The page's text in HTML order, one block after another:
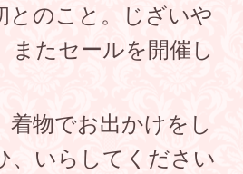
とのこと。じざいや
またセールを開催し
着物でお出かけをし
、いらしてください